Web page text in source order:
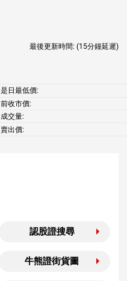
最後更新時間: (15分鐘延遲)
是日最低價:
前收市價:
成交量:
賣出價:
認股證搜尋
牛熊證街貨圖